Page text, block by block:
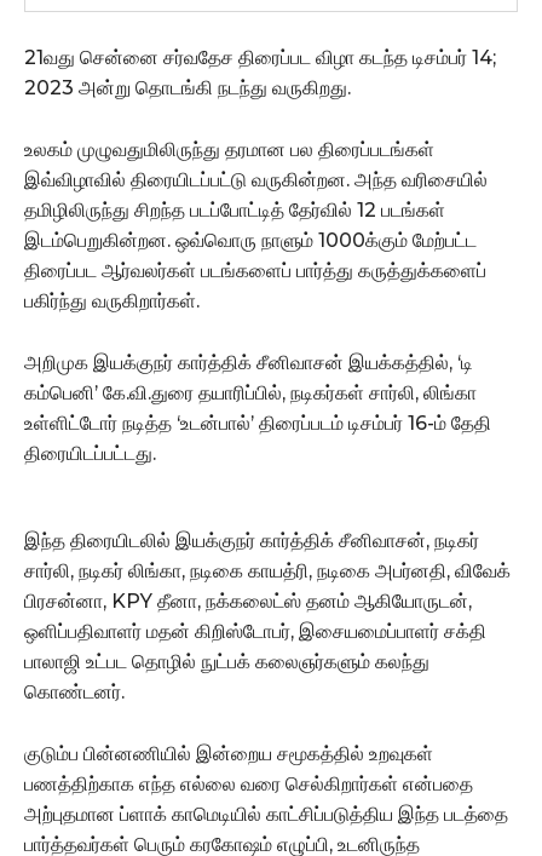
21வது சென்னை சர்வதேச திரைப்பட விழா கடந்த டிசம்பர் 14;
2023 அன்று தொடங்கி நடந்து வருகிறது.
உலகம் முழுவதுமிலிருந்து தரமான பல திரைப்படங்கள்
இவ்விழாவில் திரையிடப்பட்டு வருகின்றன. அந்த வரிசையில்
தமிழிலிருந்து சிறந்த படப்போட்டித் தேர்வில் 12 படங்கள்
இடம்பெறுகின்றன. ஒவ்வொரு நாளும் 1000க்கும் மேற்பட்ட
திரைப்பட ஆர்வலர்கள் படங்களைப் பார்த்து கருத்துக்களைப்
பகிர்ந்து வருகிறார்கள்.
அறிமுக இயக்குநர் கார்த்திக் சீனிவாசன் இயக்கத்தில், ‘டி
கம்பெனி’ கே.வி.துரை தயாரிப்பில், நடிகர்கள் சார்லி, லிங்கா
உள்ளிட்டோர் நடித்த ‘உடன்பால்’ திரைப்படம் டிசம்பர் 16-ம் தேதி
திரையிடப்பட்டது.
இந்த திரையிடலில் இயக்குநர் கார்த்திக் சீனிவாசன், நடிகர்
சார்லி, நடிகர் லிங்கா, நடிகை காயத்ரி, நடிகை அபர்னதி, விவேக்
பிரசன்னா, KPY தீனா, நக்கலைட்ஸ் தனம் ஆகியோருடன்,
ஒளிப்பதிவாளர் மதன் கிறிஸ்டோபர், இசையமைப்பாளர் சக்தி
பாலாஜி உட்பட தொழில் நுட்பக் கலைஞர்களும் கலந்து
கொண்டனர்.
குடும்ப பின்னணியில் இன்றைய சமூகத்தில் உறவுகள்
பணத்திற்காக எந்த எல்லை வரை செல்கிறார்கள் என்பதை
அற்புதமான ப்ளாக் காமெடியில் காட்சிப்படுத்திய இந்த படத்தை
பார்த்தவர்கள் பெரும் கரகோஷம் எழுப்பி, உடனிருந்த